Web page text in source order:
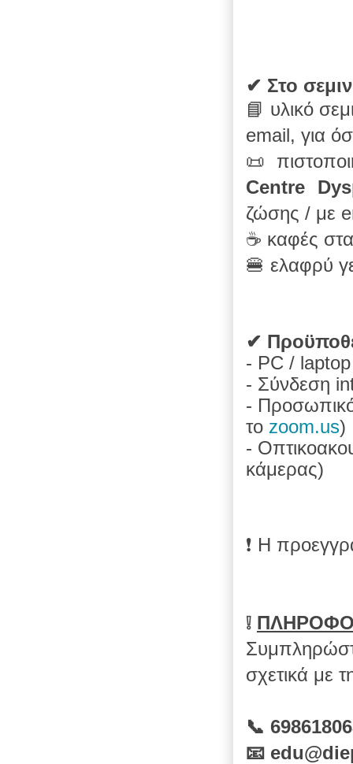
✔ Στο
📘 υλικό
email, για
📜
Centre
ζώσης / με
☕ καφές
🍔 ελαφρύ
✔
- PC /
- Σύνδεση
-
το zoom.us)
-
κάμερας)
❗ H
❕
σχετικά με
📞
📧 edu@